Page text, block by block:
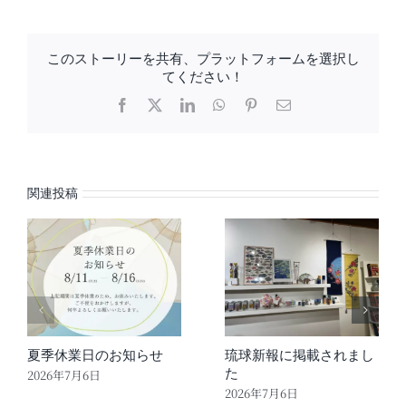
このストーリーを共有、プラットフォームを選択し
てください！
Facebook LinkedInWhatsApp
Pinterest
電
関連投稿
夏季休業日のお知らせ
2026年7月6日
琉球新報に掲載されまし
た
2026年7月6日